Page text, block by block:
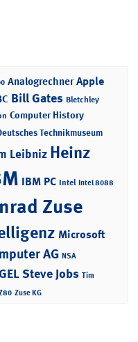
Analogrechner Apple
Bill Gates Bletchley
Computer History
Technikmuseum
Leibniz Heinz
IBM PC Intel Intel 8088
Zuse
Microsoft
AG NSA
Steve Jobs Tim
Zuse KG